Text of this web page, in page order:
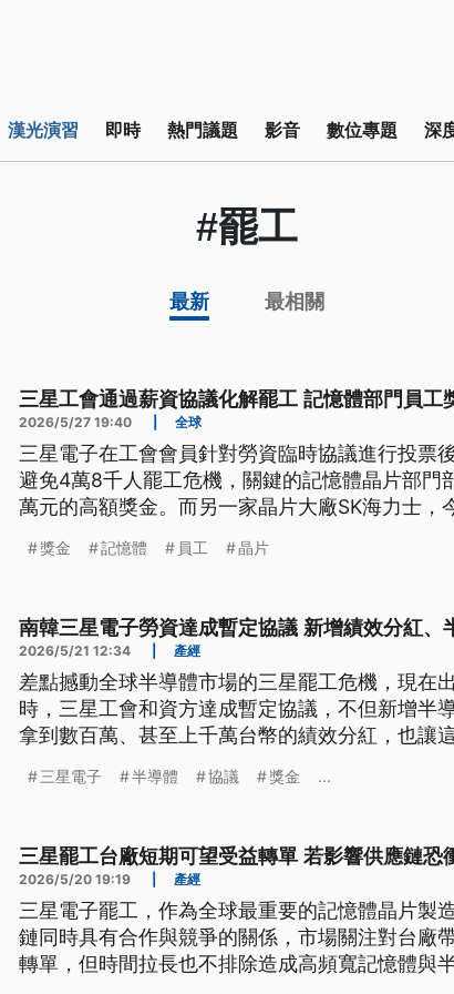
漢光演習 即時 熱門議題 影音 數位專題 深
#罷工
最新 最相關
三星工會通過薪資協議化解罷工 記憶體部門員工
2026/5/27 19:40 全球
三星電子在工會會員針對勞資臨時協議進行投票
避免4萬8千人罷工危機，關鍵的記憶體晶片部門
萬元的高額獎金。而另一家晶片大廠SK海力士
獎金 記憶體 員工 晶片
南韓三星電子勞資達成暫定協議 新增績效分紅、
2026/5/21 12:34 產經
差點撼動全球半導體市場的三星罷工危機，現在
時，三星工會和資方達成暫定協議，不但新增半
拿到數百萬、甚至上千萬台幣的績效分紅，也讓
三星電子 半導體 協議 獎金 ...
三星罷工台廠短期可望受益轉單 若影響供應鏈恐
2026/5/20 19:19 產經
三星電子罷工，作為全球最重要的記憶體晶片製
鏈同時具有合作與競爭的關係，市場關注對台廠
轉單，但時間拉長也不排除造成高頻寬記憶體與